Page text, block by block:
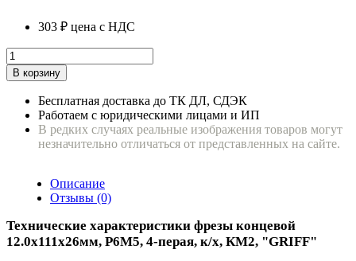
303 ₽ цена с НДС
В корзину
Бесплатная доставка до ТК ДЛ, СДЭК
Работаем с юридическими лицами и ИП
В редких случаях реальные изображения товаров могут
незначительно отличаться от представленных на сайте.
Описание
Отзывы (0)
Технические характеристики фрезы концевой
12.0х111х26мм, Р6М5, 4-перая, к/х, КМ2, "GRIFF"